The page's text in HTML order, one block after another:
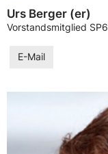
Urs Berger (er)
Vorstandsmitglied SP6
E-Mail